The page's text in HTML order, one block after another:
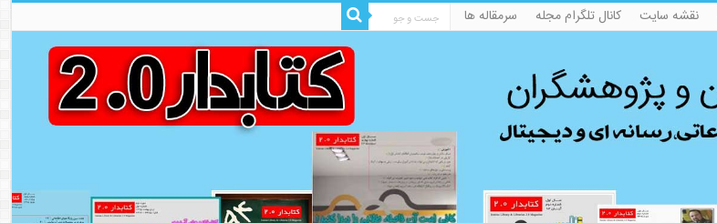
نقشه سایت کانال تلگرام مجله سرمقاله ها